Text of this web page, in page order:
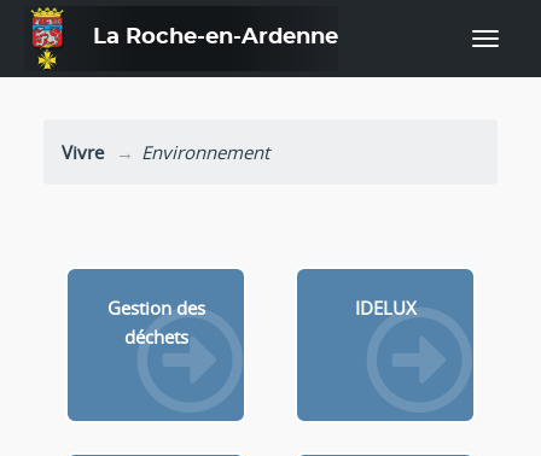
La Roche-en-Ardenne
Vivre Environnement
Gestion des
déchets
IDELUX